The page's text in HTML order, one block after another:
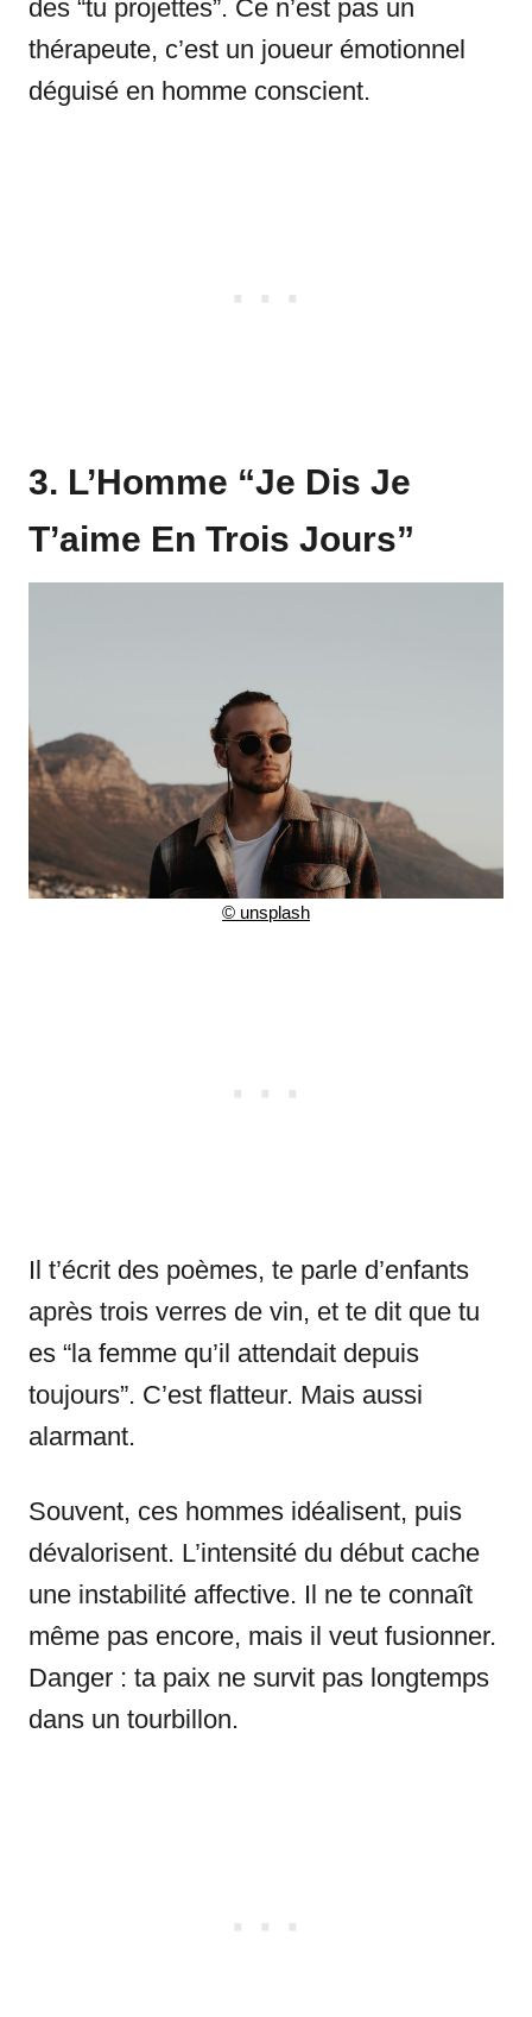
des “tu projettes”. Ce n’est pas un
thérapeute, c’est un joueur émotionnel
déguisé en homme conscient.
3. L’Homme “Je Dis Je
T’aime En Trois Jours”
© unsplash
Il t’écrit des poèmes, te parle d’enfants
après trois verres de vin, et te dit que tu
es “la femme qu’il attendait depuis
toujours”. C’est flatteur. Mais aussi
alarmant.
Souvent, ces hommes idéalisent, puis
dévalorisent. L’intensité du début cache
une instabilité affective. Il ne te connaît
même pas encore, mais il veut fusionner.
Danger : ta paix ne survit pas longtemps
dans un tourbillon.